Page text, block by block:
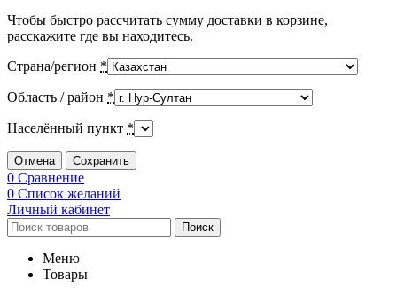
Чтобы быстро рассчитать сумму доставки в корзине,
расскажите где вы находитесь.
Страна/регион *
Область / район *
Населённый пункт *
Отмена Сохранить
0 Сравнение
0 Список желаний
Личный кабинет
Поиск
Меню
Товары